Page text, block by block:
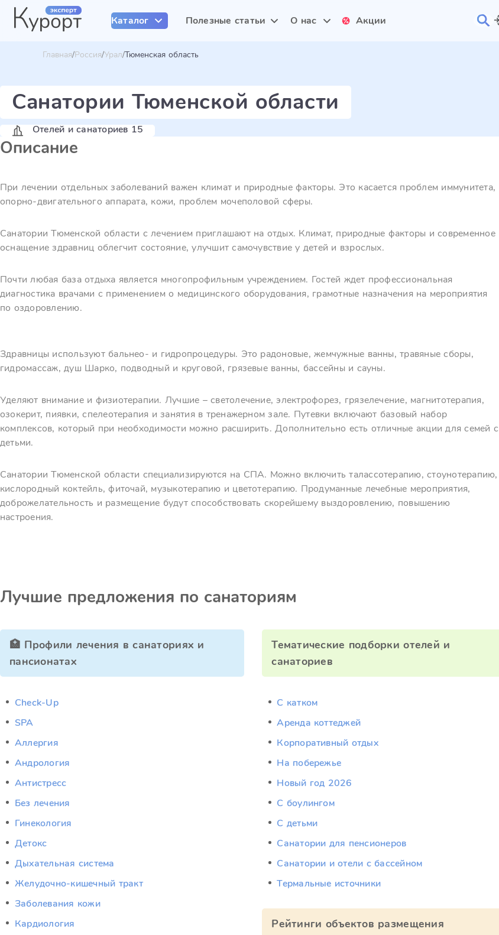
Каталог Полезные статьи О нас Акции
Главная Россия Урал Тюменская область
Санатории Тюменской области
Отелей и санаториев 15
Описание
При лечении отдельных заболеваний важен климат и природные факторы. Это касается проблем иммунитета,
опорно-двигательного аппарата, кожи, проблем мочеполовой сферы.
Санатории Тюменской области с лечением приглашают на отдых. Климат, природные факторы и современное
оснащение здравниц облегчит состояние, улучшит самочувствие у детей и взрослых.
Почти любая база отдыха является многопрофильным учреждением. Гостей ждет профессиональная
диагностика врачами с применением о медицинского оборудования, грамотные назначения на мероприятия
по оздоровлению.
Здравницы используют бальнео- и гидропроцедуры. Это радоновые, жемчужные ванны, травяные сборы,
гидромассаж, душ Шарко, подводный и круговой, грязевые ванны, бассейны и сауны.
Уделяют внимание и физиотерапии. Лучшие – светолечение, электрофорез, грязелечение, магнитотерапия,
озокерит, пиявки, спелеотерапия и занятия в тренажерном зале. Путевки включают базовый набор
комплексов, который при необходимости можно расширить. Дополнительно есть отличные акции для семей с
детьми.
Санатории Тюменской области специализируются на СПА. Можно включить талассотерапию, стоунотерапию,
кислородный коктейль, фиточай, музыкотерапию и цветотерапию. Продуманные лечебные мероприятия,
доброжелательность и размещение будут способствовать скорейшему выздоровлению, повышению
настроения.
Лучшие предложения по санаториям
🏥 Профили лечения в санаториях и
пансионатах
Check-Up
SPA
Аллергия
Андрология
Антистресс
Без лечения
Гинекология
Детокс
Дыхательная система
Желудочно-кишечный тракт
Заболевания кожи
Кардиология
Тематические подборки отелей и
санаториев
C катком
Аренда коттеджей
Корпоративный отдых
На побережье
Новый год 2026
С боулингом
С детьми
Санатории для пенсионеров
Санатории и отели с бассейном
Термальные источники
Рейтинги объектов размещения